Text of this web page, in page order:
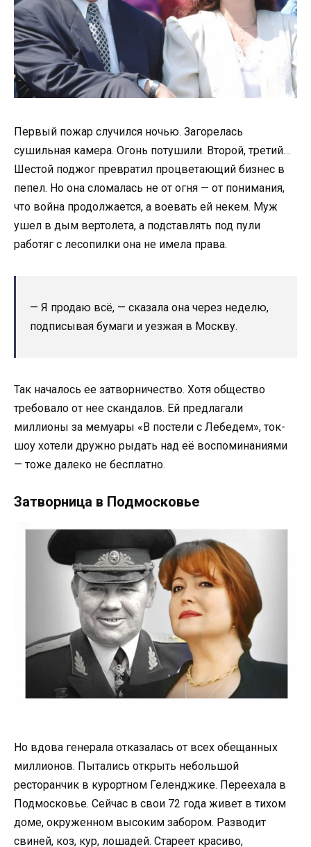
Первый пожар случился ночью. Загорелась
сушильная камера. Огонь потушили. Второй, третий…
Шестой поджог превратил процветающий бизнес в
пепел. Но она сломалась не от огня — от понимания,
что война продолжается, а воевать ей некем. Муж
ушел в дым вертолета, а подставлять под пули
работяг с лесопилки она не имела права.
— Я продаю всё, — сказала она через неделю,
подписывая бумаги и уезжая в Москву.
Так началось ее затворничество. Хотя общество
требовало от нее скандалов. Ей предлагали
миллионы за мемуары «В постели с Лебедем», ток-
шоу хотели дружно рыдать над её воспоминаниями
— тоже далеко не бесплатно.
Затворница в Подмосковье
Но вдова генерала отказалась от всех обещанных
миллионов. Пытались открыть небольшой
ресторанчик в курортном Геленджике. Переехала в
Подмосковье. Сейчас в свои 72 года живет в тихом
доме, окруженном высоким забором. Разводит
свиней, коз, кур, лошадей. Стареет красиво,